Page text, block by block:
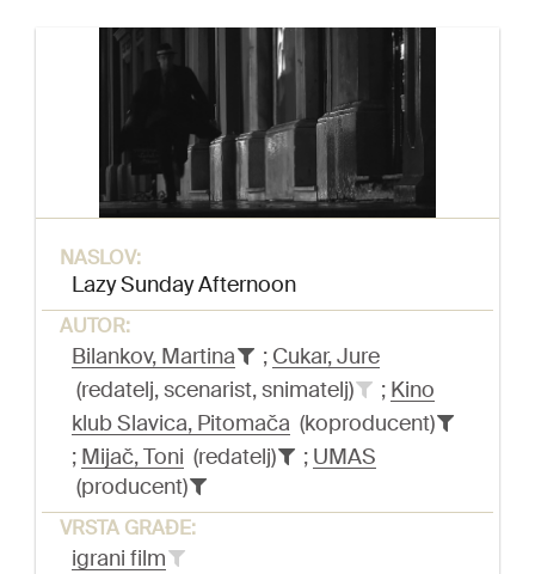
NASLOV:
Lazy Sunday Afternoon
AUTOR:
Bilankov, Martina ; Cukar, Jure
(redatelj, scenarist, snimatelj)
; Kino
klub Slavica, Pitomača (koproducent)
; Mijač, Toni (redatelj) ; UMAS
(producent)
VRSTA GRAĐE:
igrani film